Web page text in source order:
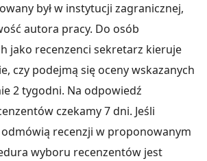
był w instytucji zagranicznej,
autora pracy. Do osób
jako recenzenci sekretarz kieruje
czy podejmą się oceny wskazanych
2 tygodni. Na odpowiedź
czekamy 7 dni. Jeśli
recenzji w proponowanym
wyboru recenzentów jest